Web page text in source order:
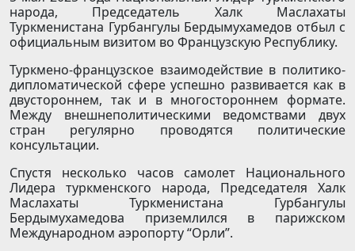
народа, Председатель Халк Маслахаты
Туркменистана Гурбангулы Бердымухамедов отбыл с
официальным визитом во Французскую Республику.
Туркмено-французское взаимодействие в политико-
дипломатической сфере успешно развивается как в
двустороннем, так и в многостороннем формате.
Между внешнеполитическими ведомствами двух
стран регулярно проводятся политические
консультации.
Спустя несколько часов самолет Национального
Лидера туркменского народа, Председателя Халк
Маслахаты Туркменистана Гурбангулы
Бердымухамедова приземлился в парижском
Международном аэропорту “Орли”.